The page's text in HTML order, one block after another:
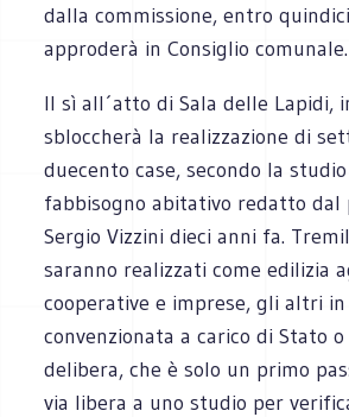
dalla commissione, entro
approderà in Consiglio comunale.
Il sì all´atto di Sala delle Lapidi,
sbloccherà la realizzazione di
duecento case, secondo la
fabbisogno abitativo redatto dal
Sergio Vizzini dieci anni fa.
saranno realizzati come edilizia
cooperative e imprese, gli altri in
convenzionata a carico di Stato o
delibera, che è solo un primo
via libera a uno studio per